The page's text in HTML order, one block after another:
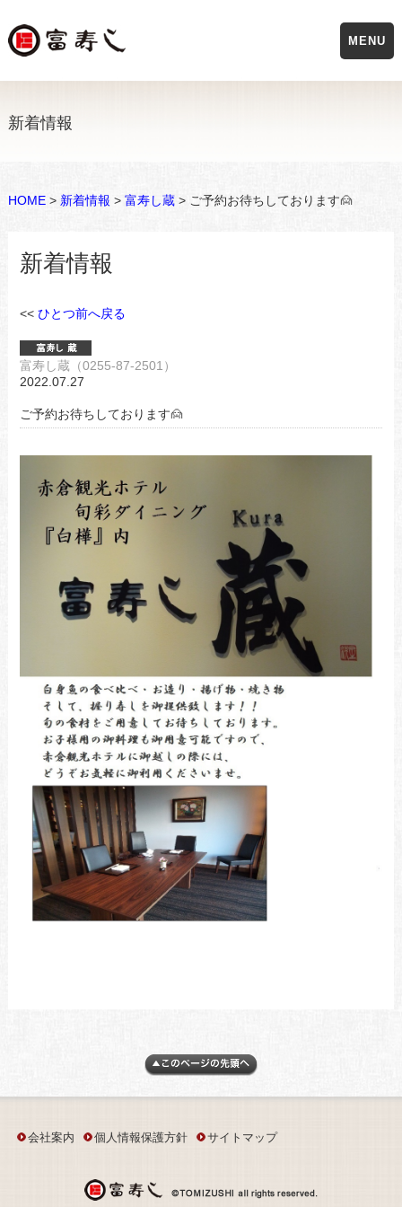
新着情報
HOME> 新着情報 > 富寿し蔵> ご予約お待ちしております🙍
新着情報
<< ひとつ前へ戻る
富寿し蔵（0255-87-2501）
2022.07.27
ご予約お待ちしております🙍
会社案内 個人情報保護方針 サイトマップ
MENU